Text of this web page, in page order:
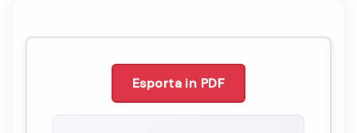
Esporta in PDF